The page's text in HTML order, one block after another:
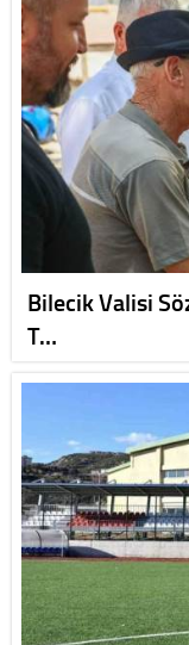
Bilecik Valisi
T…